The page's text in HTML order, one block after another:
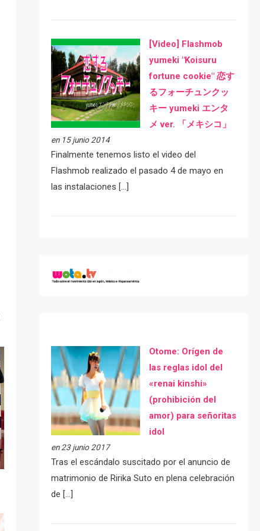
[Video] Flashmob
yumeki "Koisuru
fortune cookie" 恋す
るフォーチュンクッ
キー yumeki エンタ
メ ver. 「メキシコ」
en 15 junio 2014
Finalmente tenemos listo el video del
Flashmob realizado el pasado 4 de mayo en
las instalaciones […]
Otome: Orígen de
las reglas idol del
«renai kinshi»
(prohibición del
amor) para señoritas
idol
en 23 junio 2017
Tras el escándalo suscitado por el anuncio de
matrimonio de Ririka Suto en plena celebración
de […]